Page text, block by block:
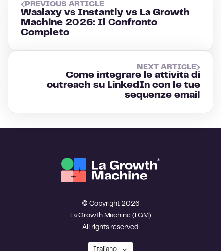
PREVIOUS ARTICLE
Waalaxy vs Instantly vs La Growth
Machine 2026: Il Confronto
Completo
NEXT ARTICLE
Come integrare le attività di
outreach su LinkedIn con le tue
sequenze email
© Copyright 2026
La Growth Machine (LGM)
All rights reserved